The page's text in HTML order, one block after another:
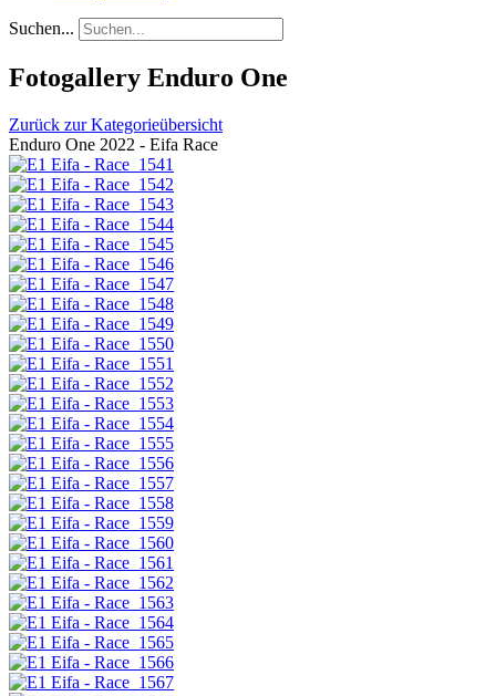
Suchen...
Fotogallery Enduro One
Zurück zur Kategorieübersicht
Enduro One 2022 - Eifa Race